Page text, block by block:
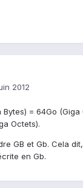
2012
= 64Go (Giga
Octets).
GB et Gb. Cela
en Gb.